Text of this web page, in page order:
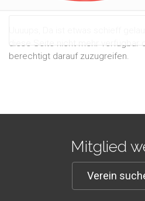
Uuuups, Da ist etwas schieff
diese Seite nicht mehr verfügbar
berechtigt darauf zuzugreifen.
Mitglied
Verein